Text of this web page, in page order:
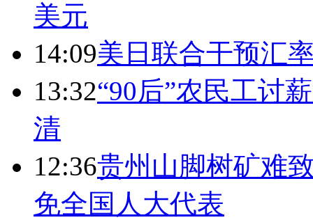
美元
14:09美日联合干预汇
13:32“90后”农民工讨
清
12:36贵州山脚树矿难
免全国人大代表